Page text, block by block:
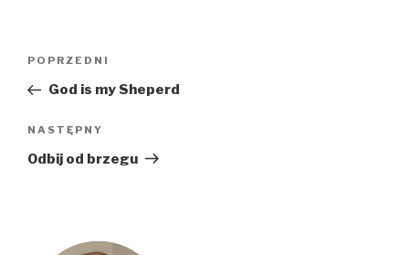
Poprzedni
wpis
POPRZEDNI
God is my Sheperd
Następny
wpis
NASTĘPNY
Odbij od brzegu